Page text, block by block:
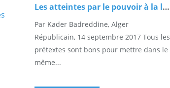
Les atteintes par le pouvoir à la liberté d’expression et d’organisation préoccupent les citoyens
Par Kader Badreddine, Alger
Républicain, 14 septembre 2017 Tous les
prétextes sont bons pour mettre dans le
même...